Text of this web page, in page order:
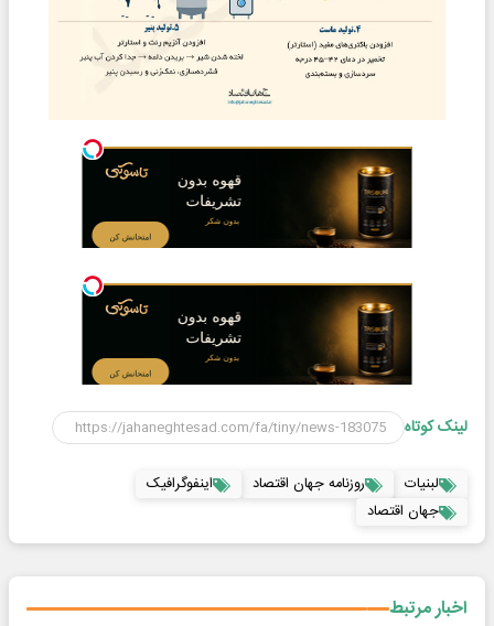
لینک کوتاه
لبنیات روزنامه جهان اقتصاد
اینفوگرافیک
جهان اقتصاد
اخبار مرتبط